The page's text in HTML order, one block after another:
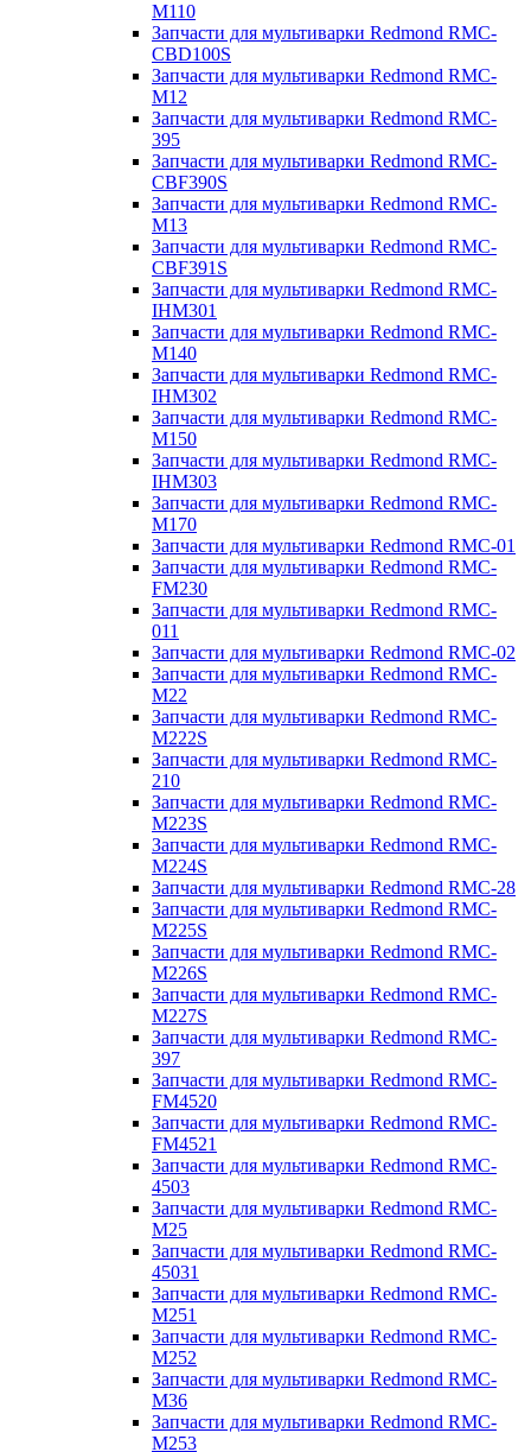
M110
Запчасти для мультиварки Redmond RMC-
CBD100S
Запчасти для мультиварки Redmond RMC-
M12
Запчасти для мультиварки Redmond RMC-
395
Запчасти для мультиварки Redmond RMC-
CBF390S
Запчасти для мультиварки Redmond RMC-
M13
Запчасти для мультиварки Redmond RMC-
CBF391S
Запчасти для мультиварки Redmond RMC-
IHM301
Запчасти для мультиварки Redmond RMC-
M140
Запчасти для мультиварки Redmond RMC-
IHM302
Запчасти для мультиварки Redmond RMC-
M150
Запчасти для мультиварки Redmond RMC-
IHM303
Запчасти для мультиварки Redmond RMC-
M170
Запчасти для мультиварки Redmond RMC-01
Запчасти для мультиварки Redmond RMC-
FM230
Запчасти для мультиварки Redmond RMC-
011
Запчасти для мультиварки Redmond RMC-02
Запчасти для мультиварки Redmond RMC-
M22
Запчасти для мультиварки Redmond RMC-
M222S
Запчасти для мультиварки Redmond RMC-
210
Запчасти для мультиварки Redmond RMC-
M223S
Запчасти для мультиварки Redmond RMC-
M224S
Запчасти для мультиварки Redmond RMC-28
Запчасти для мультиварки Redmond RMC-
M225S
Запчасти для мультиварки Redmond RMC-
M226S
Запчасти для мультиварки Redmond RMC-
M227S
Запчасти для мультиварки Redmond RMC-
397
Запчасти для мультиварки Redmond RMC-
FM4520
Запчасти для мультиварки Redmond RMC-
FM4521
Запчасти для мультиварки Redmond RMC-
4503
Запчасти для мультиварки Redmond RMC-
M25
Запчасти для мультиварки Redmond RMC-
45031
Запчасти для мультиварки Redmond RMC-
M251
Запчасти для мультиварки Redmond RMC-
M252
Запчасти для мультиварки Redmond RMC-
M36
Запчасти для мультиварки Redmond RMC-
M253